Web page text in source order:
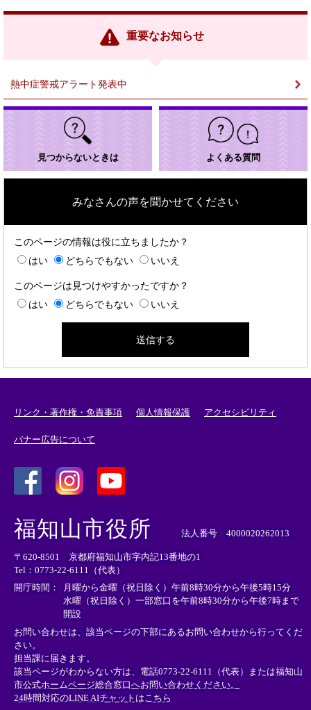
リ
重要なお知らせ
熱中症警戒アラート発表中
見つからないときは よくある質問
みなさんの声を聞かせてください
このページの情報は役に立ちましたか？
はい
どちらでもない いいえ
このページは見つけやすかったですか？
はい
どちらでもない いいえ
リンク・著作権・免責事項 個人情報保護 アクセシビリティ
バナー広告について
外
部
リ
ン
ク
＞
外
リ
ン
ク
＞
外
部
ン
ク
＞
福知山市役所 法人番号 4000020262013
〒620-8501 京都府福知山市字内記13番地の1
Tel：0773-22-6111（代表）
開庁時間：
月曜から金曜（祝日除く）午前8時30分から午後5時15分
水曜（祝日除く）一部窓口を午前8時30分から午後7時まで
開設
お問い合わせは、該当ページの下部にあるお問い合わせから行ってくだ
さい。
担当課に届きます。
該当ページがわからない方は、電話0773-22-6111（代表）または福知山
市公式ホームページ総合窓口へお問い合わせください。
24時間対応のLINE AIチャットはこちら